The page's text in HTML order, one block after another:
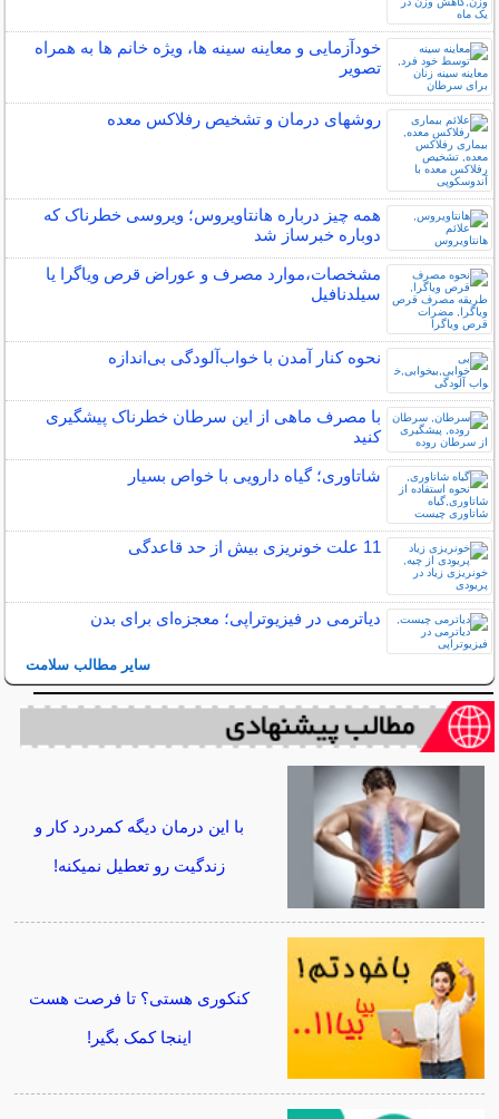
خودآزمایی و معاینه سینه ها، ویژه خانم ها به همراه
تصویر
روشهای درمان و تشخیص رفلاکس معده
همه چیز درباره هانتاویروس؛ ویروسی خطرناک که
دوباره خبرساز شد
مشخصات،موارد مصرف و عوراض قرص ویاگرا یا
سیلدنافیل
نحوه کنار آمدن با خواب‌آلودگی بی‌اندازه
با مصرف ماهی از این سرطان خطرناک پیشگیری
کنید
شاتاوری؛ گیاه دارویی با خواص بسیار
11 علت خونریزی بیش از حد قاعدگی
دیاترمی در فیزیوتراپی؛ معجزه‌ای برای بدن
سایر مطالب سلامت
با این درمان دیگه کمردرد کار و
زندگیت رو تعطیل نمیکنه!
کنکوری هستی؟ تا فرصت هست
اینجا کمک بگیر!